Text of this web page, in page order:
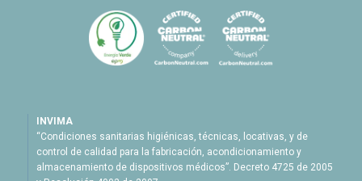
INVIMA
“Condiciones sanitarias higiénicas, técnicas, locativas, y de
control de calidad para la fabricación, acondicionamiento y
almacenamiento de dispositivos médicos”. Decreto 4725 de 2005